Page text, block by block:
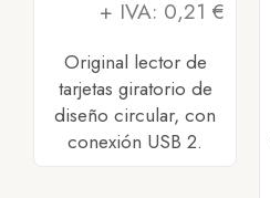
+ IVA: 0,21 €
Original lector de
tarjetas giratorio de
diseño circular, con
conexión USB 2.